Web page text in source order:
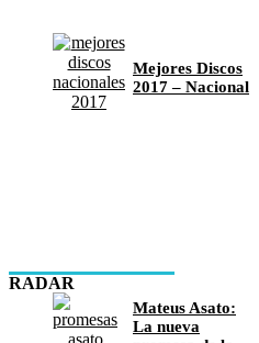
Mejores Discos
2017 – Nacional
RADAR
Mateus Asato:
La nueva